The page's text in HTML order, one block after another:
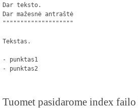
Dar teksto.
Dar mažesnė antraštė
""""""""""""""""""""
Tekstas.
- punktas1
- punktas2
Tuomet pasidarome index